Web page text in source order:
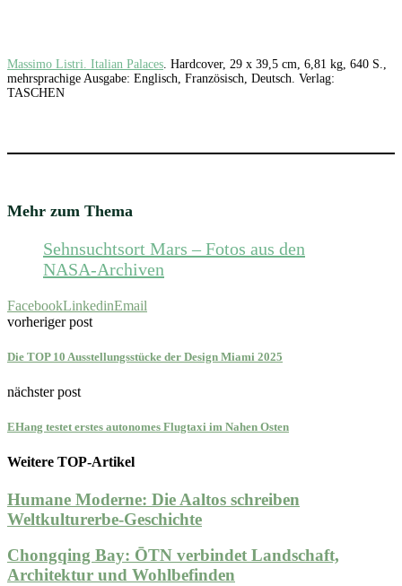
Massimo Listri. Italian Palaces . Hardcover, 29 x 39,5 cm, 6,81 kg, 640 S.,
mehrsprachige Ausgabe: Englisch, Französisch, Deutsch. Verlag:
TASCHEN
Mehr zum Thema
Sehnsuchtsort Mars – Fotos aus den
NASA-Archiven
FacebookLinkedinEmail
vorheriger post
Die TOP 10 Ausstellungsstücke der Design Miami 2025
nächster post
EHang testet erstes autonomes Flugtaxi im Nahen Osten
Weitere TOP-Artikel
Humane Moderne: Die Aaltos schreiben
Weltkulturerbe-Geschichte
Chongqing Bay: ŌTN verbindet Landschaft,
Architektur und Wohlbefinden